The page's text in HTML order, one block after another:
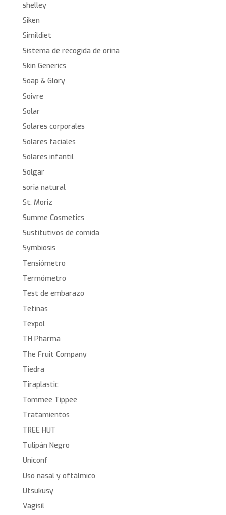
shelley
Siken
Simildiet
Sistema de recogida de orina
Skin Generics
Soap & Glory
Soivre
Solar
Solares corporales
Solares faciales
Solares infantil
Solgar
soria natural
St. Moriz
Summe Cosmetics
Sustitutivos de comida
Symbiosis
Tensiómetro
Termómetro
Test de embarazo
Tetinas
Texpol
TH Pharma
The Fruit Company
Tiedra
Tiraplastic
Tommee Tippee
Tratamientos
TREE HUT
Tulipán Negro
Uniconf
Uso nasal y oftálmico
Utsukusy
Vagisil